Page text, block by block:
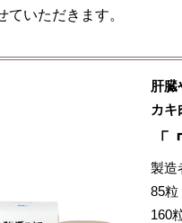
いただきます。
肝臓
カキ
製造
85
160